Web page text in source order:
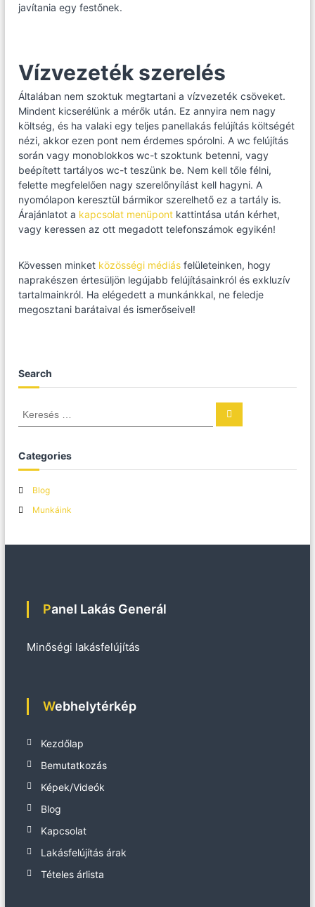
javítania egy festőnek.
Vízvezeték szerelés
Általában nem szoktuk megtartani a vízvezeték csöveket.
Mindent kicserélünk a mérők után. Ez annyira nem nagy
költség, és ha valaki egy teljes panellakás felújítás költségét
nézi, akkor ezen pont nem érdemes spórolni. A wc felújítás
során vagy monoblokkos wc-t szoktunk betenni, vagy
beépített tartályos wc-t teszünk be. Nem kell tőle félni,
felette megfelelően nagy szerelőnyílást kell hagyni. A
nyomólapon keresztül bármikor szerelhető ez a tartály is.
Árajánlatot a kapcsolat menüpont kattintása után kérhet,
vagy keressen az ott megadott telefonszámok egyikén!
Kövessen minket közösségi médiás felületeinken, hogy
naprakészen értesüljön legújabb felújításainkról és exkluzív
tartalmainkról. Ha elégedett a munkánkkal, ne feledje
megosztani barátaival és ismerőseivel!
Search
K
e
s
s
:
K
s
Categories
Blog
Munkáink
Panel Lakás Generál
Minőségi lakásfelújítás
Webhelytérkép
Kezdőlap
Bemutatkozás
Képek/Videók
Blog
Kapcsolat
Lakásfelújítás árak
Tételes árlista